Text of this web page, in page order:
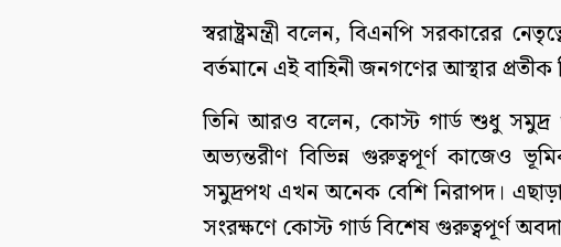
স্বরাষ্ট্রমন্ত্রী বলেন, বিএনপি সরকারের
বর্তমানে এই বাহিনী জনগণের আস্থার প্রতীক
তিনি আরও বলেন, কোস্ট গার্ড শুধু সমুদ্র
অভ্যন্তরীণ বিভিন্ন গুরুত্বপূর্ণ কাজেও
সমুদ্রপথ এখন অনেক বেশি নিরাপদ।
সংরক্ষণে কোস্ট গার্ড বিশেষ গুরুত্বপূর্ণ